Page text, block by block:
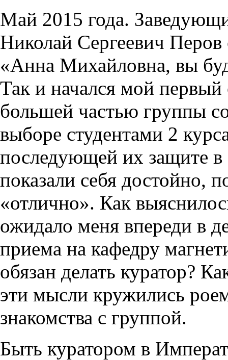
Май 2015 года.
Николай Сергеевич
«Анна Михайловна, вы
Так и начался мой первый
большей частью группы
выборе студентами 2
последующей их защите в
показали себя достойно,
«отлично». Как
ожидало меня впереди в
приема на кафедру
обязан делать куратор?
эти мысли кружились
знакомства с группой.
Быть куратором в